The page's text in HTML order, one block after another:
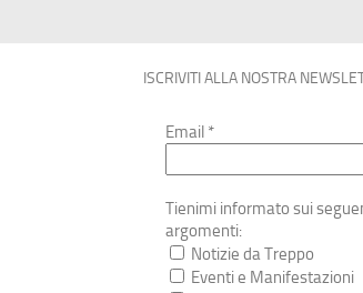
ISCRIVITI ALLA NOSTRA
Email *
Tienimi informato sui
argomenti:
Notizie da Treppo
Eventi e Manifestazioni